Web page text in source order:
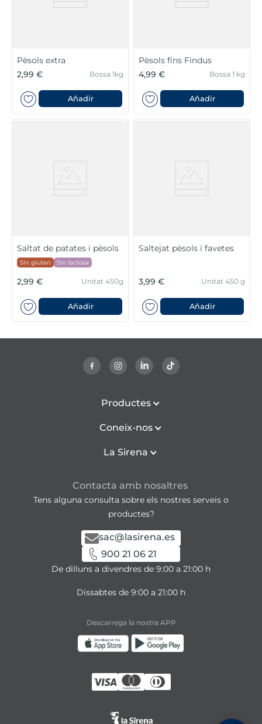
Pèsols extra
2,99 €
Bossa 1kg
Añadir
Pèsols fins Findus
4,99 €
Bossa 1 kg
Añadir
Saltat de patates i pèsols
Sin gluten Sin lactosa
2,99 € Unitat 450g
Añadir
Saltejat pèsols i favetes
3,99 € Unitat 450 g
Añadir
Productes
Coneix-nos
La Sirena
Contacta amb nosaltres
Tens alguna consulta sobre els nostres serveis o
productes?
sac@lasirena.es
900 21 06 21
De dilluns a divendres de 9:00 a 21:00 h
Dissabtes de 9:00 a 21:00 h
Descarrega la nostra APP